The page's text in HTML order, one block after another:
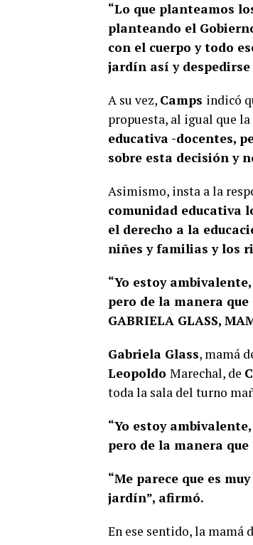
“Lo que planteamos
planteando el
con el cuerpo y todo
jardín así y
A su vez, Camps indicó
propuesta, al igual que la
educativa -docentes,
sobre esta decisión y
Asimismo, insta a la
comunidad educativa
el derecho a la
niñes y familias y los
“Yo estoy
pero de la manera
GABRIELA GLASS,
Gabriela Glass, mamá
Leopoldo Marechal, de
toda la sala del turno
“Yo estoy
pero de la manera
“Me parece que es
jardín”, afirmó.
En ese sentido, la mamá